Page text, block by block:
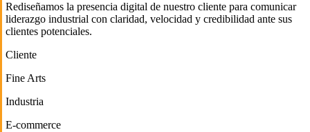
Rediseñamos la presencia digital de nuestro cliente para comunicar
liderazgo industrial con claridad, velocidad y credibilidad ante sus
clientes potenciales.
Cliente
Fine Arts
Industria
E-commerce